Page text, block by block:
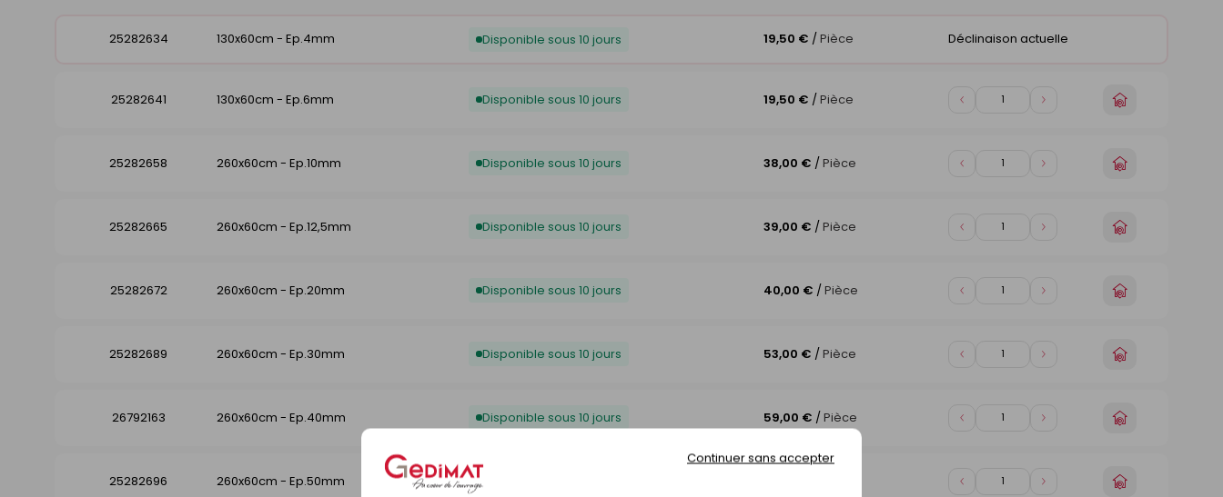
Continuer sans accepter
25282634 130x60cm - Ep.4mm Disponible sous 10 jours 19,50 € /Pièce Déclinaison actuelle
25282641 130x60cm - Ep.6mm Disponible sous 10 jours 19,50 € /Pièce
Diminuer
Augmenter
Choisir
25282658
260x60cm - Ep.10mm Disponible sous 10 jours 38,00 € /Pièce
Diminuer
Augmenter
Choisir
25282665
260x60cm - Ep.12,5mm Disponible sous 10 jours 39,00 € /Pièce
Diminuer
Augmenter
Choisir
25282672
260x60cm - Ep.20mm Disponible sous 10 jours 40,00 € /Pièce
Diminuer
Augmenter
Choisir
25282689
260x60cm - Ep.30mm Disponible sous 10 jours 53,00 € /Pièce
Diminuer
Augmenter
Choisir
26792163
260x60cm - Ep.40mm Disponible sous 10 jours 59,00 € /Pièce
Diminuer
Augmenter
Choisir
25282696
260x60cm - Ep.50mm
Diminuer
Augmenter
Choisir